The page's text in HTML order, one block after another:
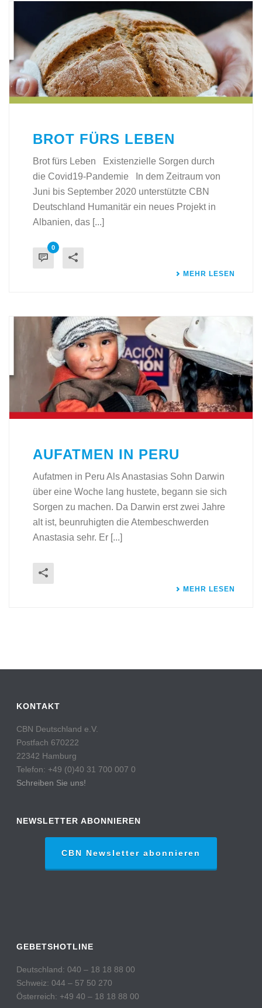
BROT FÜRS LEBEN
Brot fürs Leben Existenzielle Sorgen durch
die Covid19-Pandemie In dem Zeitraum von
Juni bis September 2020 unterstützte CBN
Deutschland Humanitär ein neues Projekt in
Albanien, das [...]
0
MEHR LESEN
AUFATMEN IN PERU
Aufatmen in Peru Als Anastasias Sohn Darwin
über eine Woche lang hustete, begann sie sich
Sorgen zu machen. Da Darwin erst zwei Jahre
alt ist, beunruhigten die Atembeschwerden
Anastasia sehr. Er [...]
MEHR LESEN
KONTAKT
CBN Deutschland e.V.
Postfach 670222
22342 Hamburg
Telefon: +49 (0)40 31 700 007 0
Schreiben Sie uns!
NEWSLETTER ABONNIEREN
CBN Newsletter abonnieren
GEBETSHOTLINE
Deutschland: 040 – 18 18 88 00
Schweiz: 044 – 57 50 270
Österreich: +49 40 – 18 18 88 00